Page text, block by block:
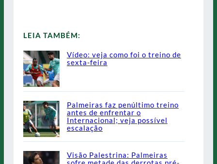
LEIA TAMBÉM:
Vídeo: veja como foi o treino de
sexta-feira
Palmeiras faz penúltimo treino
antes de enfrentar o
Internacional; veja possível
escalação
Visão Palestrina: Palmeiras